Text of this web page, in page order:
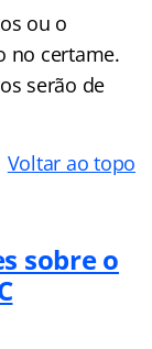
ou o
no certame.
serão de
Voltar ao topo
sobre o